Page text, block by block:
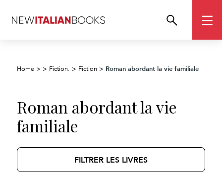
Home > > Fiction. > Fiction > Roman abordant la vie familiale
Roman abordant la vie
familiale
FILTRER LES LIVRES